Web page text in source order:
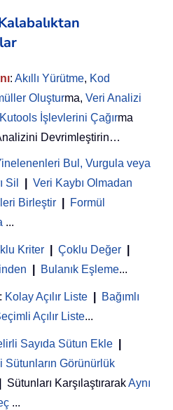
: Akıllı Yürütme, Kod
Oluşturma, Veri Analizi
Kutools İşlevlerini Çağırma
Devrimleştirin…
Bul, Vurgula veya
Sil
Veri Kaybı Olmadan
Birleştir
Formül
...
Kriter Çoklu Değer
Bulanık Eşleme...
: Kolay Açılır Liste
Bağımlı
Açılır Liste...
Sayıda Sütun Ekle
Sütunların Görünürlük
Sütunları KarşılaştırarakAynı
...